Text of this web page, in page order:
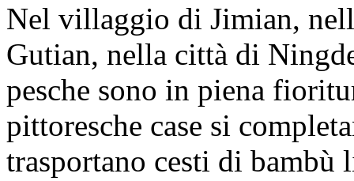
Nel villaggio di Jimian,
Gutian, nella città di
pesche sono in piena
pittoresche case si
trasportano cesti di bambù